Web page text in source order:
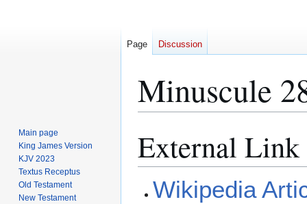
Minuscule
toto
External Link
Wikipedia
Page Discussion
Main page
King James Version
KJV 2023
Textus Receptus
Old Testament
New Testament